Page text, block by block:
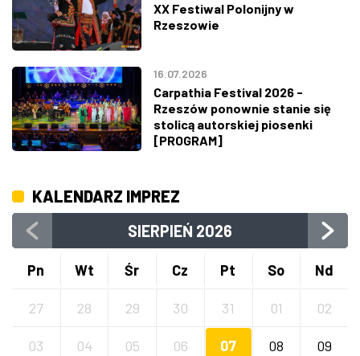
XX Festiwal Polonijny w
Rzeszowie
16.07.2026
Carpathia Festival 2026 -
Rzeszów ponownie stanie się
stolicą autorskiej piosenki
[PROGRAM]
KALENDARZ IMPREZ
SIERPIEŃ 2026
Pn Wt Śr Cz Pt So Nd
27 28 29 30 31 01 02
03 04 05 06 07 08 09